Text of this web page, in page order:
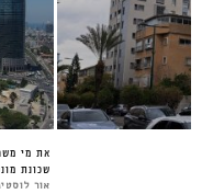
את מי
שכונת
אור